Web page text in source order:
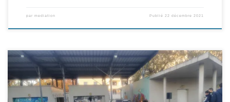
par mediation Publié 22 décembre 2021
Le 30 novembre dernier, 2 étranges personnages blonds peroxydés